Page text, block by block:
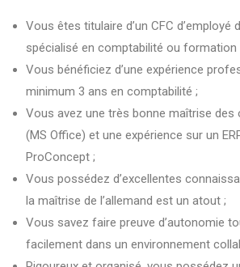
Vous êtes titulaire d’un CFC d’employé
spécialisé en comptabilité ou formation
Vous bénéficiez d’une expérience
minimum 3 ans en comptabilité ;
Vous avez une très bonne maîtrise
(MS Office) et une expérience sur un
ProConcept ;
Vous possédez d’excellentes
la maîtrise de l’allemand est un atout ;
Vous savez faire preuve d’autonomie
facilement dans un environnement